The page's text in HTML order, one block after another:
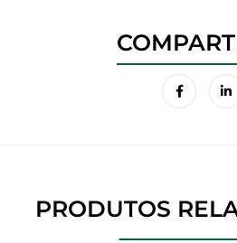
PRODUTOS